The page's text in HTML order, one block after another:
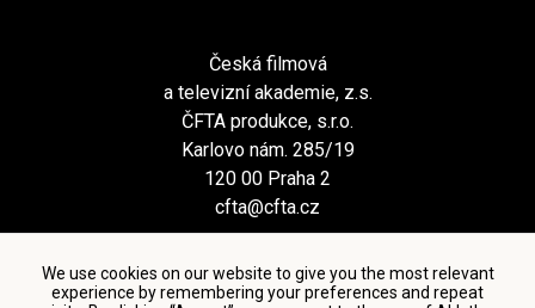
We use cookies on our website to give you the most relevant
experience by remembering your preferences and repeat
Česká filmová
a televizní akademie, z.s.
ČFTA produkce, s.r.o.
Karlovo nám. 285/19
120 00 Praha 2
cfta@cfta.cz